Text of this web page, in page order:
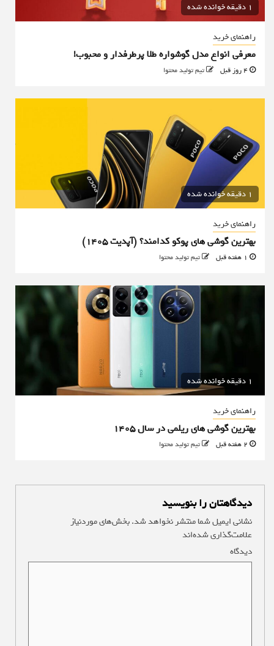
1 دقیقه خوانده شده
راهنمای خرید
معرفی انواع مدل گوشواره طلا پرطرفدار و محبوب!
تیم تولید محتوا
1 دقیقه خوانده شده
راهنمای خرید
بهترین گوشی های پوکو کدامند؟ (آپدیت ۱۴۰۵)
تیم تولید محتوا
1 دقیقه خوانده شده
راهنمای خرید
بهترین گوشی های ریلمی در سال 1405
تیم تولید محتوا
دیدگاهتان را بنویسید
نشانی ایمیل شما منتشر نخواهد شد.بخش‌های موردنیاز
علامت‌گذاری شده‌اند
دیدگاه